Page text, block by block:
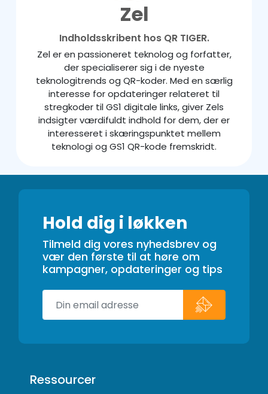
Zel
Indholdsskribent hos QR TIGER.
Zel er en passioneret teknolog og forfatter,
der specialiserer sig i de nyeste
teknologitrends og QR-koder. Med en særlig
interesse for opdateringer relateret til
stregkoder til GS1 digitale links, giver Zels
indsigter værdifuldt indhold for dem, der er
interesseret i skæringspunktet mellem
teknologi og GS1 QR-kode fremskridt.
Hold dig i løkken
Tilmeld dig vores nyhedsbrev og
vær den første til at høre om
kampagner, opdateringer og tips
Ressourcer